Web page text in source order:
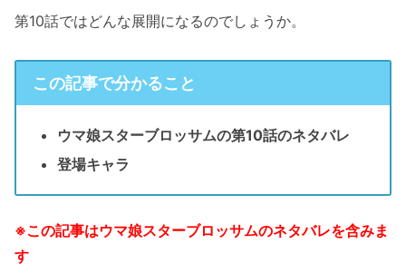
第10話ではどんな展開になるのでしょうか。
この記事で分かること
ウマ娘スターブロッサムの第10話のネタバレ
登場キャラ
※この記事はウマ娘スターブロッサムのネタバレを含みま
す